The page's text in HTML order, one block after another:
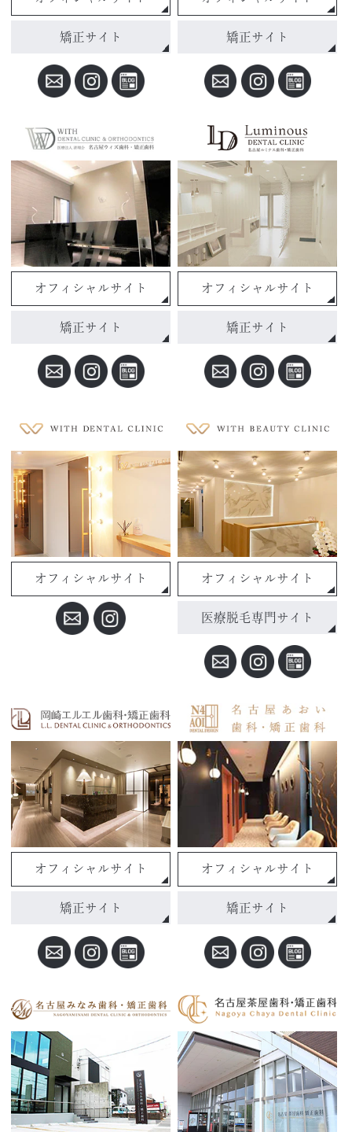
矯正サイト 矯正サイト
オフィシャルサイト
矯正サイト
オフィシャルサイト
矯正サイト
オフィシャルサイト オフィシャルサイト
医療脱毛専門サイト
オフィシャルサイト
矯正サイト
オフィシャルサイト
矯正サイト